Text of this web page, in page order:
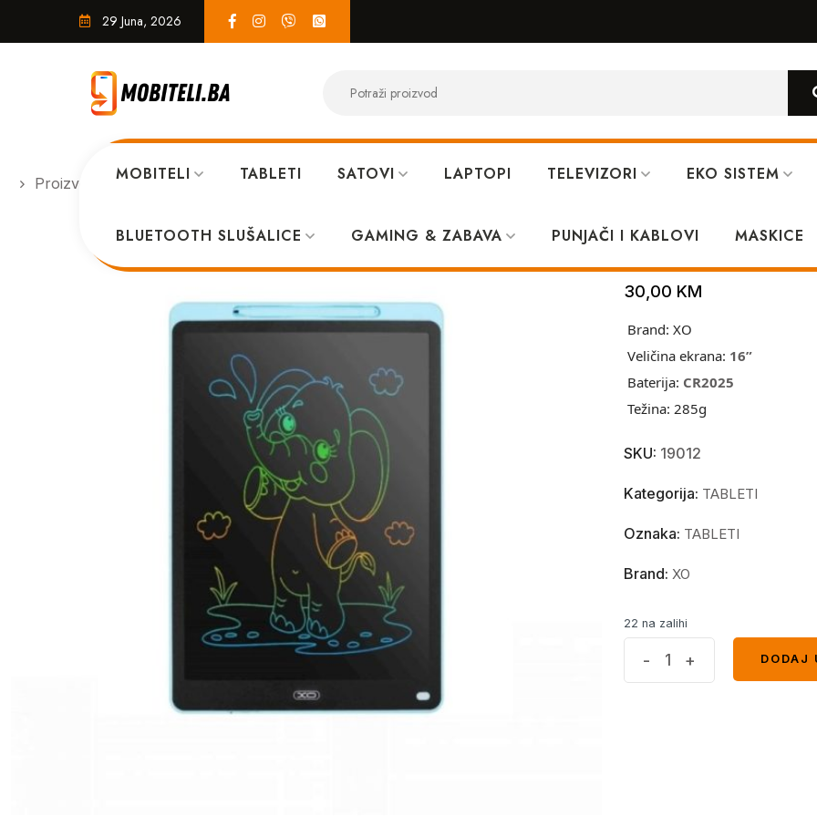
29 Juna, 2026
MOBITELI TABLETI SATOVI LAPTOPI TELEVIZORI EKO SISTEM
BLUETOOTH SLUŠALICE GAMING & ZABAVA PUNJAČI I KABLOVI MASKICE
Proizvodi TABLETI XO V02 16 pisi brisi tablet Blue
XO V02 16
30,00 KM
Brand: XO
Veličina ekrana: 16”
Baterija: CR2025
Težina: 285g
SKU: 19012
Kategorija: TABLETI
Oznaka: TABLETI
Brand: XO
22 na zalihi
- +
DODAJ